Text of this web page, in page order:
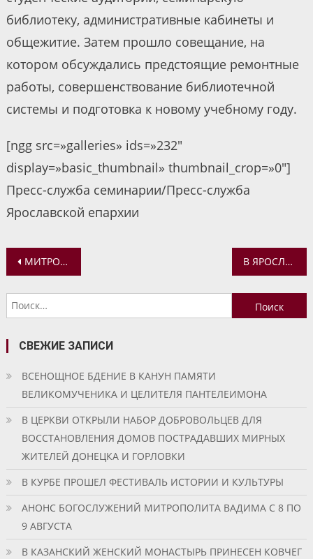
библиотеку, административные кабинеты и
общежитие. Затем прошло совещание, на
котором обсуждались предстоящие ремонтные
работы, совершенствование библиотечной
системы и подготовка к новому учебному году.
[ngg src=»galleries» ids=»232″
display=»basic_thumbnail» thumbnail_crop=»0″]
Пресс-служба семинарии/Пресс-служба
Ярославской епархии
Навигация
по
записям
МИТРОПОЛИТ ВАДИМ СОВЕРШИЛ БОЖЕСТВЕННУЮ ЛИТУРГИЮ В СПАСО-АФАНАСИЕВСКОМ МОНАСТЫРЕ ЯРОСЛАВЛЯ В ЯРОСЛАВСКОЙ ДУХОВНОЙ СЕМИНАРИИ ПРОШЕЛ ДЕНЬ ОТКРЫТЫХ ДВЕРЕЙ
Найти:
СВЕЖИЕ ЗАПИСИ
ВСЕНОЩНОЕ БДЕНИЕ В КАНУН ПАМЯТИ
ВЕЛИКОМУЧЕНИКА И ЦЕЛИТЕЛЯ ПАНТЕЛЕИМОНА
В ЦЕРКВИ ОТКРЫЛИ НАБОР ДОБРОВОЛЬЦЕВ ДЛЯ
ВОССТАНОВЛЕНИЯ ДОМОВ ПОСТРАДАВШИХ МИРНЫХ
ЖИТЕЛЕЙ ДОНЕЦКА И ГОРЛОВКИ
В КУРБЕ ПРОШЕЛ ФЕСТИВАЛЬ ИСТОРИИ И КУЛЬТУРЫ
АНОНС БОГОСЛУЖЕНИЙ МИТРОПОЛИТА ВАДИМА С 8 ПО
9 АВГУСТА
В КАЗАНСКИЙ ЖЕНСКИЙ МОНАСТЫРЬ ПРИНЕСЕН КОВЧЕГ